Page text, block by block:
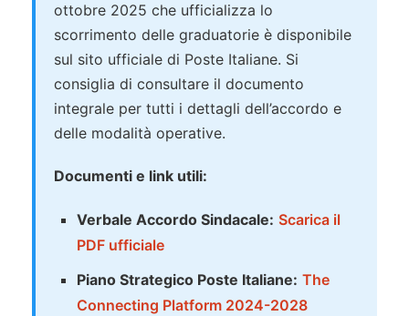
ottobre 2025 che ufficializza lo
scorrimento delle graduatorie è disponibile
sul sito ufficiale di Poste Italiane. Si
consiglia di consultare il documento
integrale per tutti i dettagli dell’accordo e
delle modalità operative.
Documenti e link utili:
Verbale Accordo Sindacale: Scarica il
PDF ufficiale
Piano Strategico Poste Italiane: The
Connecting Platform 2024-2028